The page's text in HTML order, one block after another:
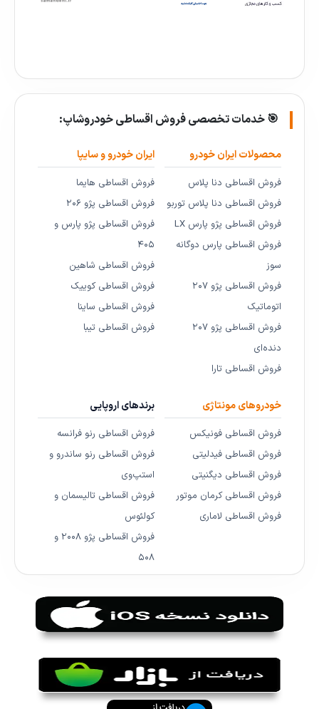
🎯 خدمات تخصصی فروش اقساطی خودروشاپ:
محصولات ایران خودرو
فروش اقساطی دنا پلاس
فروش اقساطی دنا پلاس توربو
فروش اقساطی پژو پارس LX
فروش اقساطی پارس دوگانه
سوز
فروش اقساطی پژو ۲۰۷
اتوماتیک
فروش اقساطی پژو ۲۰۷
دنده‌ای
فروش اقساطی تارا
ایران خودرو و سایپا
فروش اقساطی هایما
فروش اقساطی پژو ۲۰۶
فروش اقساطی پژو پارس و
۴۰۵
فروش اقساطی شاهین
فروش اقساطی کوییک
فروش اقساطی ساینا
فروش اقساطی تیبا
خودروهای مونتاژی
فروش اقساطی فونیکس
فروش اقساطی فیدلیتی
فروش اقساطی دیگنیتی
فروش اقساطی کرمان موتور
فروش اقساطی لاماری
برندهای اروپایی
فروش اقساطی رنو فرانسه
فروش اقساطی رنو ساندرو و
استپ‌وی
فروش اقساطی تالیسمان و
کولئوس
فروش اقساطی پژو ۲۰۰۸ و
۵۰۸